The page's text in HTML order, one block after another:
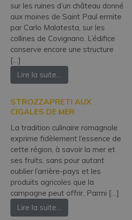
sur les ruines d’un château donné
aux moines de Saint Paul ermite
par Carlo Malatesta, sur les
collines de Covignano. L’édifice
conserve encore une structure
[…]
Lire la suite…
STROZZAPRETI AUX
CIGALES DE MER
La tradition culinaire romagnole
exprime fidèlement l’essence de
cette région, à savoir la mer et
ses fruits, sans pour autant
oublier l’arrière-pays et les
produits agricoles que la
campagne peut offrir. Parmi […]
Lire la suite…